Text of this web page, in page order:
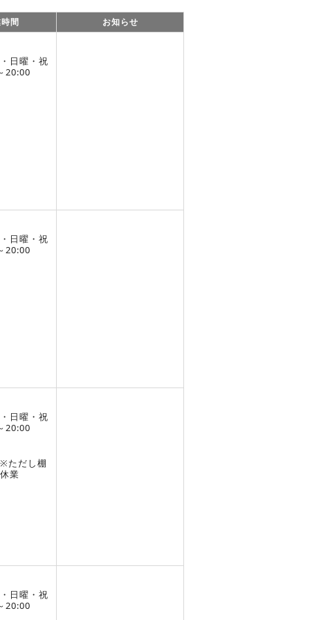
間 お知らせ
日曜・祝
20:00
日曜・祝
20:00
日曜・祝
20:00
ただし棚
業
日曜・祝
20:00